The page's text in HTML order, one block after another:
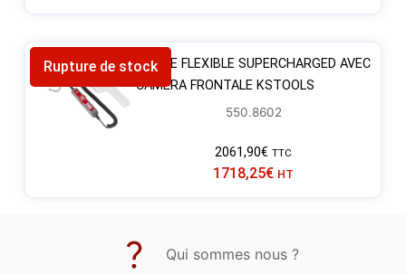
Rupture de stockSONDE FLEXIBLE SUPERCHARGED AVEC
CAMERA FRONTALE KSTOOLS
550.8602
2061,90€ TTC
1718,25€ HT
Qui sommes nous ?